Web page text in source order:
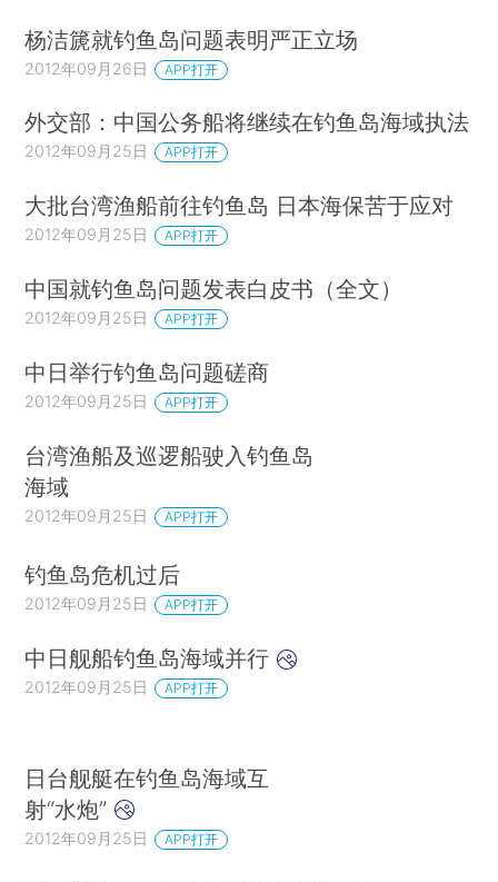
杨洁篪就钓鱼岛问题表明严正立场
2012年09月26日 APP打开
外交部：中国公务船将继续在钓鱼岛海域执法
2012年09月25日 APP打开
大批台湾渔船前往钓鱼岛 日本海保苦于应对
2012年09月25日 APP打开
中国就钓鱼岛问题发表白皮书（全文）
2012年09月25日 APP打开
中日举行钓鱼岛问题磋商
2012年09月25日 APP打开
台湾渔船及巡逻船驶入钓鱼岛
海域
2012年09月25日 APP打开
钓鱼岛危机过后
2012年09月25日 APP打开
中日舰船钓鱼岛海域并行
2012年09月25日 APP打开
日台舰艇在钓鱼岛海域互
射“水炮”
2012年09月25日 APP打开